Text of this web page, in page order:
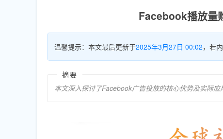
Facebook播放量
温馨提示：本文最后更新于2025年3月27日 00:02，若
摘要
本文深入探讨了Facebook广告投放的核心优势及实际